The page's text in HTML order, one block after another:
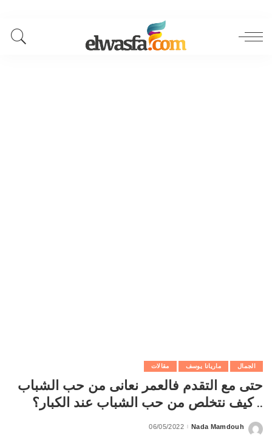
الجمال ماريانا يوسف مقالات
حتى مع التقدم فالعمر نعانى من حب الشباب
.. كيف نتخلص من حب الشباب عند الكبار؟
Posted
Nada Mamdouh
06/05/2022